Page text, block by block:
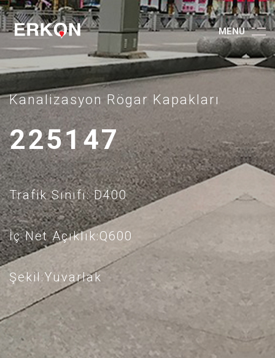
MENU
Kanalizasyon Rögar Kapakları
225147
Trafik Sınıfı: D400
İç Net Açıklık:Q600
Şekil:Yuvarlak